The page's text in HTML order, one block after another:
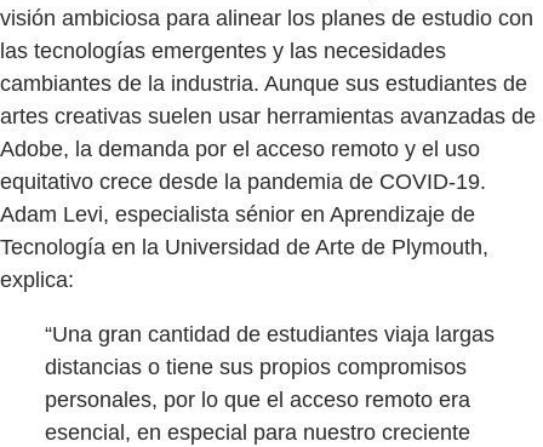
visión ambiciosa para alinear los planes de estudio con
las tecnologías emergentes y las necesidades
cambiantes de la industria. Aunque sus estudiantes de
artes creativas suelen usar herramientas avanzadas de
Adobe, la demanda por el acceso remoto y el uso
equitativo crece desde la pandemia de COVID-19.
Adam Levi, especialista sénior en Aprendizaje de
Tecnología en la Universidad de Arte de Plymouth,
explica:
“Una gran cantidad de estudiantes viaja largas
distancias o tiene sus propios compromisos
personales, por lo que el acceso remoto era
esencial, en especial para nuestro creciente